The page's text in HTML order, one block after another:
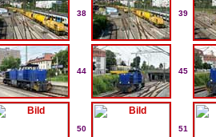
38 39
44 45
50 51